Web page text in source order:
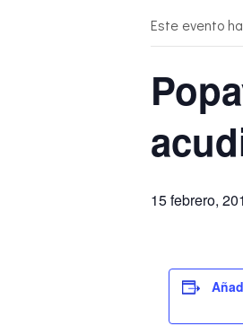
Este evento
15 febrero,